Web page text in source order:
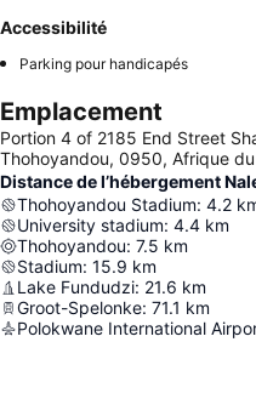
Accessibilité
Parking pour handicapés
Emplacement
Portion 4 of 2185 End Street
Thohoyandou, 0950, Afrique
Distance de l’hébergement
Thohoyandou Stadium: 4.2
University stadium: 4.4 km
Thohoyandou: 7.5 km
Stadium: 15.9 km
Lake Fundudzi: 21.6 km
Groot-Spelonke: 71.1 km
Polokwane International